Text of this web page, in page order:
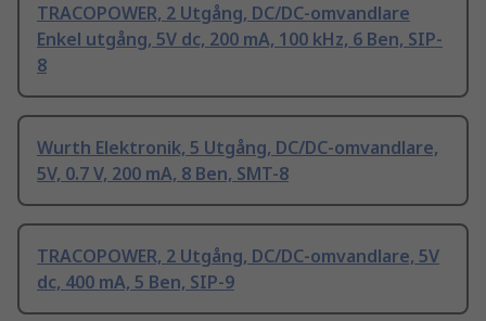
TRACOPOWER, 2 Utgång, DC/DC-omvandlare
Enkel utgång, 5V dc, 200 mA, 100 kHz, 6 Ben, SIP-
8
Wurth Elektronik, 5 Utgång, DC/DC-omvandlare,
5V, 0.7 V, 200 mA, 8 Ben, SMT-8
TRACOPOWER, 2 Utgång, DC/DC-omvandlare, 5V
dc, 400 mA, 5 Ben, SIP-9